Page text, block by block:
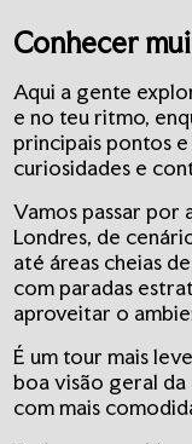
Conhecer
Aqui a gente
e no teu ritmo,
principais pontos
curiosidades e
Vamos passar por
Londres, de
até áreas cheias
com paradas
aproveitar o
É um tour mais
boa visão geral
com mais